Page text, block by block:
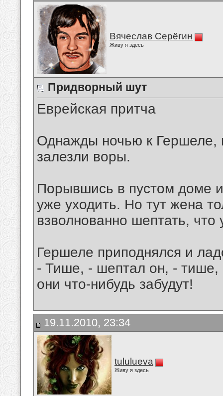
Вячеслав Серёгин
Живу я здесь
Придворный шут
Еврейская притча
Однажды ночью к Гершеле,
залезли воры.
Порывшись в пустом доме
уже уходить. Но тут жена
взволнованно шептать,
Гершеле приподнялся и
- Тише, - шептал он, - тише,
они что-нибудь забудут!
19.11.2010, 23:34
tululueva
Живу я здесь